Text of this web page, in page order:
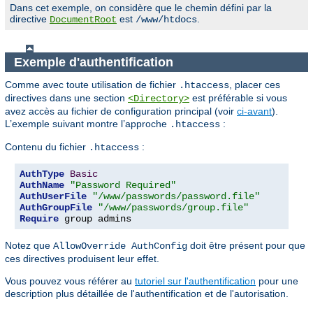
Dans cet exemple, on considère que le chemin défini par la
directive DocumentRoot est /www/htdocs
Exemple d'authentification
Comme avec toute utilisation de fichier .htaccess , placer ces
directives dans une section <Directory> est préférable si vous
avez accès au fichier de configuration principal (voir ci-avant).
L’exemple suivant montre l’approche .htaccess :
Contenu du fichier .htaccess :
AuthType Basic
AuthName
"Password Required"
AuthUserFile
"/www/passwords/password.file"
AuthGroupFile
"/www/passwords/group.file"
Require group admins
Notez que AllowOverride AuthConfig doit être présent pour que
ces directives produisent leur effet.
Vous pouvez vous référer au tutoriel sur l'authentification pour une
description plus détaillée de l'authentification et de l'autorisation.